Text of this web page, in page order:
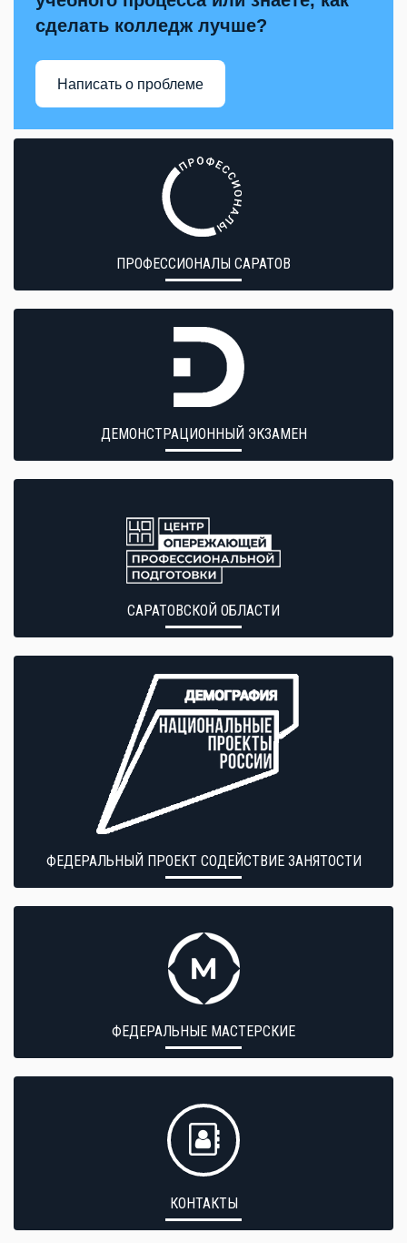
сделать колледж лучше?
Написать о проблеме
ПРОФЕССИОНАЛЫ САРАТОВ
ДЕМОНСТРАЦИОННЫЙ ЭКЗАМЕН
САРАТОВСКОЙ ОБЛАСТИ
ФЕДЕРАЛЬНЫЙ ПРОЕКТ СОДЕЙСТВИЕ ЗАНЯТОСТИ
ФЕДЕРАЛЬНЫЕ МАСТЕРСКИЕ
КОНТАКТЫ